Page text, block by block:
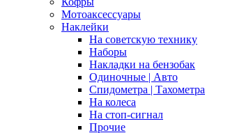
Мотоаксессуары
Наклейки
На советскую технику
Наборы
Накладки на бензобак
Одиночные | Авто
Спидометра | Тахометра
На колеса
На стоп-сигнал
Прочие